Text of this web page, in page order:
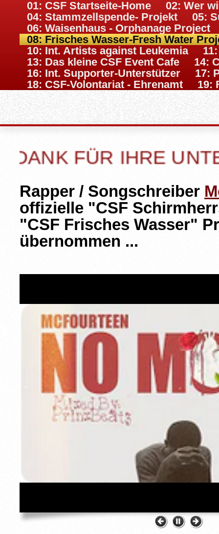
01: CSF Startseite-Home
02: Wer
04: Stammzellspende- Projekt
05:
06: Waisenhaus - Orphanage Project
08: Frisches Wasser-Fresh Water
10: Int. Artists against Leukemia
13: Das kleine CSF Event Cafe
14:
16: Int. Supporter-Unterstützer
17:
18: CSF-Volontariat - Ehrenamt
19:
Rapper / Songschreiber
offizielle "CSF
"CSF Frisches Wasser"
übernommen ...